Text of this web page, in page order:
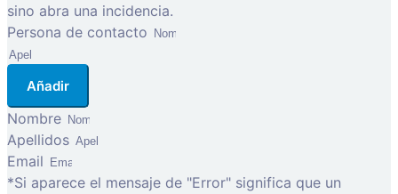
sino abra una incidencia.
Persona de contacto
Añadir
Nombre
Apellidos
Email
*Si aparece el mensaje de "Error" significa que un